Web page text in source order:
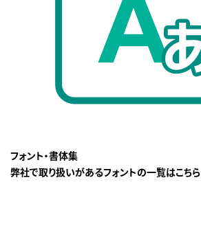
フォント・書体集
弊社で取り扱いがあるフォントの一覧はこちら